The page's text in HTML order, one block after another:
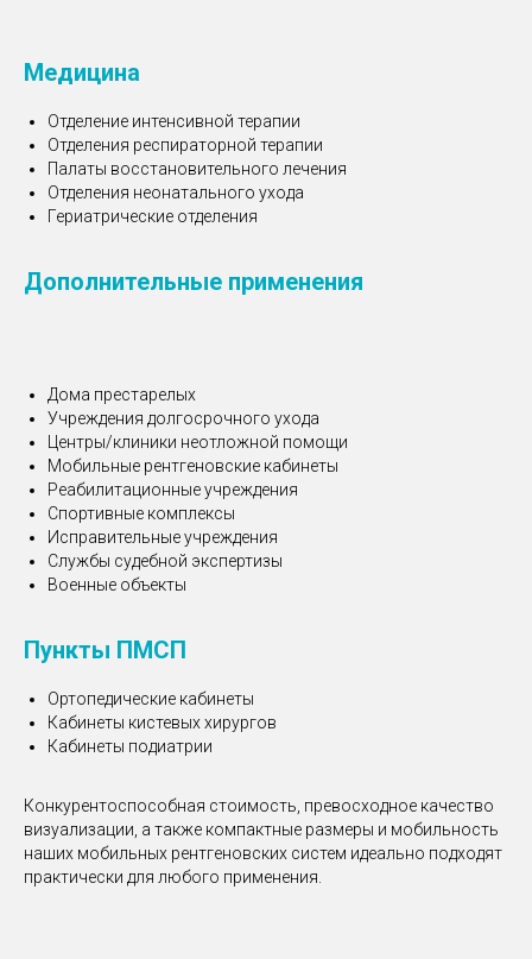
Медицина
Отделение интенсивной терапии
Отделения респираторной терапии
Палаты восстановительного лечения
Отделения неонатального ухода
Гериатрические отделения
Дополнительные применения
Дома престарелых
Учреждения долгосрочного ухода
Центры/клиники неотложной помощи
Мобильные рентгеновские кабинеты
Реабилитационные учреждения
Спортивные комплексы
Исправительные учреждения
Службы судебной экспертизы
Военные объекты
Пункты ПМСП
Ортопедические кабинеты
Кабинеты кистевых хирургов
Кабинеты подиатрии
Конкурентоспособная стоимость, превосходное качество
визуализации, а также компактные размеры и мобильность
наших мобильных рентгеновских систем идеально подходят
практически для любого применения.